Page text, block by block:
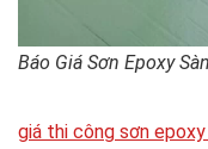
Báo Giá Sơn Epoxy
giá thi công sơn